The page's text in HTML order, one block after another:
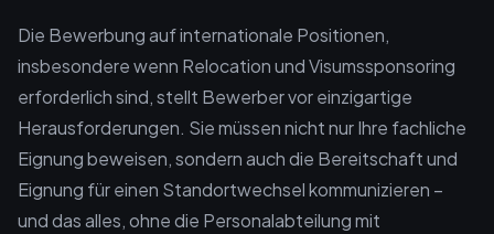
Die Bewerbung auf internationale Positionen,
insbesondere wenn Relocation und Visumssponsoring
erforderlich sind, stellt Bewerber vor einzigartige
Herausforderungen. Sie müssen nicht nur Ihre fachliche
Eignung beweisen, sondern auch die Bereitschaft und
Eignung für einen Standortwechsel kommunizieren –
und das alles, ohne die Personalabteilung mit